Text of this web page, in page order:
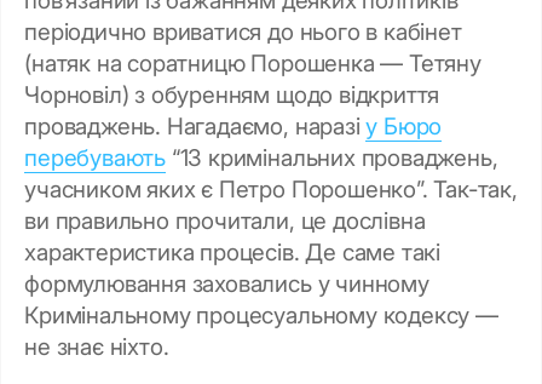
періодично вриватися до нього в кабінет
(натяк на соратницю Порошенка — Тетяну
Чорновіл) з обуренням щодо відкриття
проваджень. Нагадаємо, наразіу Бюро
перебувають “13 кримінальних проваджень,
учасником яких є Петро Порошенко”. Так-так,
ви правильно прочитали, це дослівна
характеристика процесів. Де саме такі
формулювання заховались у чинному
Кримінальному процесуальному кодексу —
не знає ніхто.